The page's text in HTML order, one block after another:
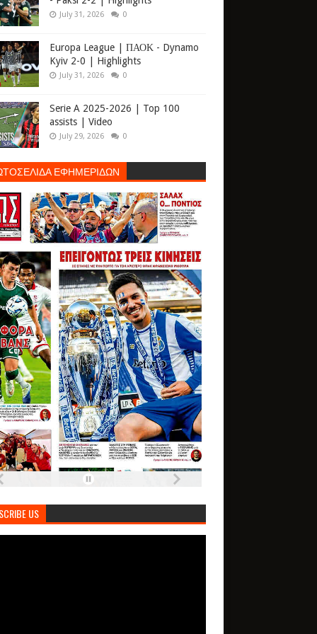
July 31, 2026 0
Europa League | ΠΑΟΚ - Dynamo
Kyiv 2-0 | Highlights
July 31, 2026 0
Serie A 2025-2026 | Top 100
assists | Video
July 29, 2026 0
ΕΦΗΜΕΡΙΔΩΝ
US